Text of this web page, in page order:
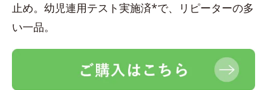
止め。幼児連用テスト実施済*で、リピーターの多
い一品。